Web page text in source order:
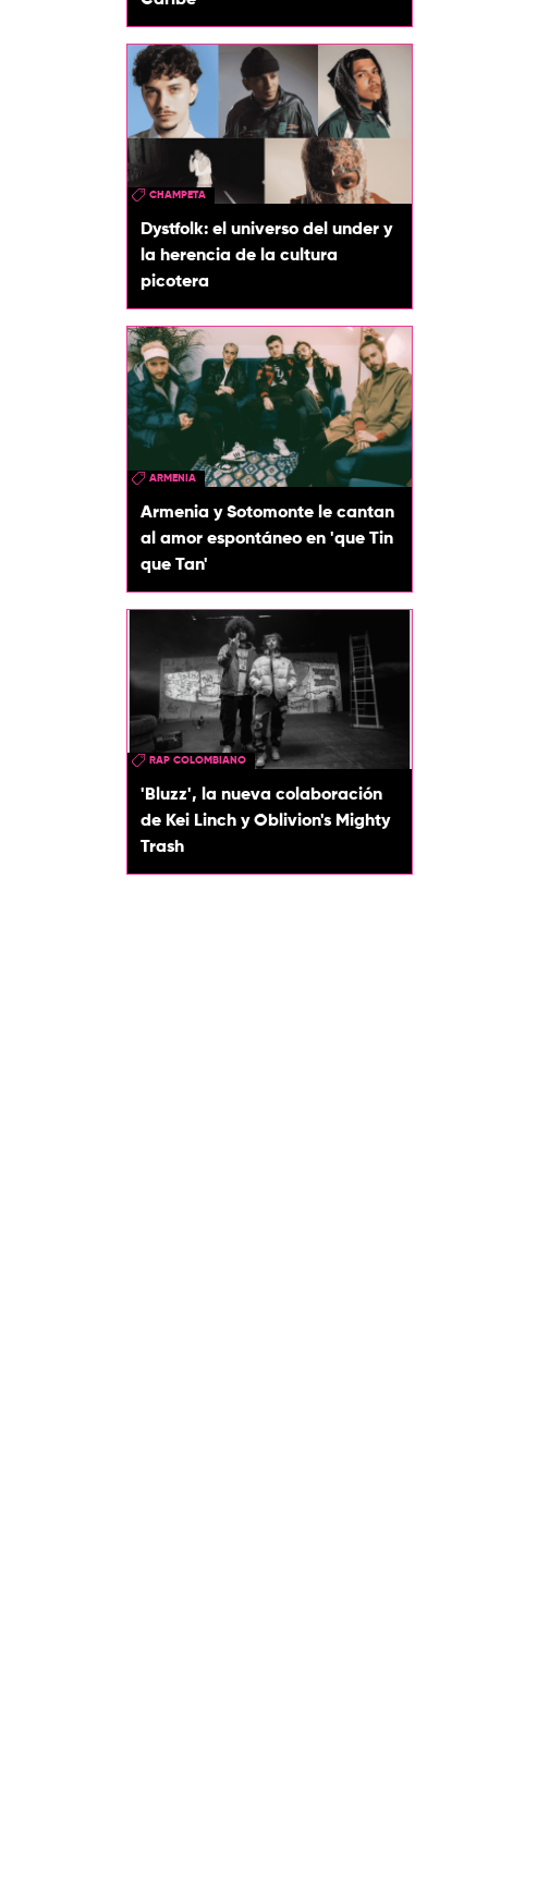
CHAMPETA
Dystfolk: el universo del under y
la herencia de la cultura
picotera
ARMENIA
Armenia y Sotomonte le cantan
al amor espontáneo en 'que Tin
que Tan'
RAP COLOMBIANO
'Bluzz', la nueva colaboración
de Kei Linch y Oblivion's Mighty
Trash